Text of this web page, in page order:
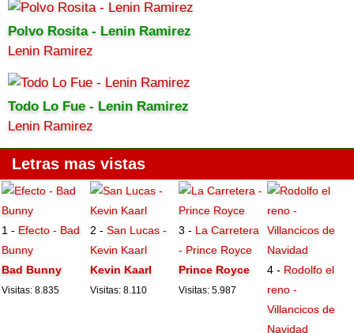
Polvo Rosita - Lenin Ramirez
Lenin Ramirez
Todo Lo Fue - Lenin Ramirez
Lenin Ramirez
Letras mas vistas
1 - Efecto - Bad
Bunny
Bad Bunny
Visitas: 8.835
2 -San Lucas -
Kevin Kaarl
Kevin Kaarl
Visitas: 8.110
3 - La Carretera
- Prince Royce
Prince Royce
Visitas: 5.987
4 - Rodolfo el
reno -
Villancicos de
Navidad